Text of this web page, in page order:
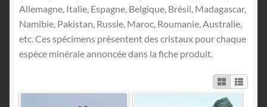
Mon compte
Achat
Contactez-nous
Allemagne, Italie, Espagne, Belgique, Brésil, Madagascar,
Namibie, Pakistan, Russie, Maroc, Roumanie, Australie,
etc. Ces spécimens présentent des cristaux pour chaque
espèce minérale annoncée dans la fiche produit.